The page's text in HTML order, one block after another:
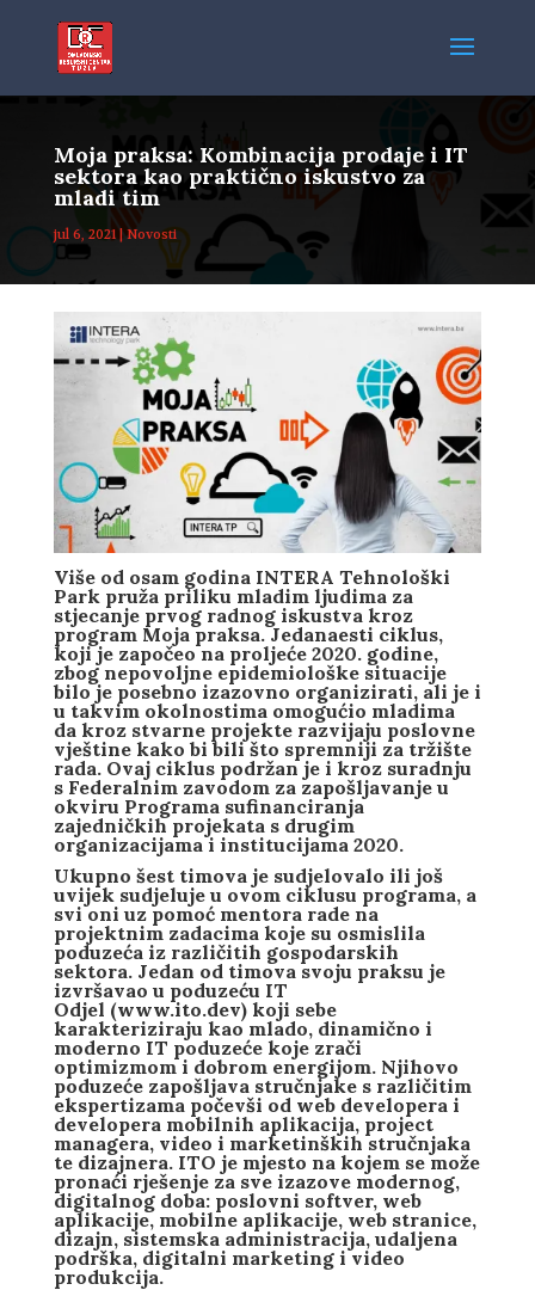
Moja praksa: Kombinacija prodaje i IT
sektora kao praktično iskustvo za
mladi tim
jul 6, 2021|Novosti
Više od osam godina INTERA Tehnološki
Park pruža priliku mladim ljudima za
stjecanje prvog radnog iskustva kroz
program Moja praksa. Jedanaesti ciklus,
koji je započeo na proljeće 2020. godine,
zbog nepovoljne epidemiološke situacije
bilo je posebno izazovno organizirati, ali je i
u takvim okolnostima omogućio mladima
da kroz stvarne projekte razvijaju poslovne
vještine kako bi bili što spremniji za tržište
rada. Ovaj ciklus podržan je i kroz suradnju
s Federalnim zavodom za zapošljavanjeu
okviru Programa sufinanciranja
zajedničkih projekata s drugim
organizacijama i institucijama 2020.
Ukupno šest timova je sudjelovalo ili još
uvijek sudjeluje u ovom ciklusu programa, a
svi oni uz pomoć mentora rade na
projektnim zadacima koje su osmislila
poduzeća iz različitih gospodarskih
sektora. Jedan od timova svoju praksu je
izvršavao u poduzeću IT
Odjel (www.ito.dev) koji sebe
karakteriziraju kao mlado, dinamično i
moderno IT poduzeće koje zrači
optimizmom i dobrom energijom. Njihovo
poduzeće zapošljava stručnjake s različitim
ekspertizama počevši od web developera i
developera mobilnih aplikacija, project
managera, video i marketinških stručnjaka
te dizajnera. ITO je mjesto na kojem se može
pronaći rješenje za sve izazove modernog,
digitalnog doba: poslovni softver, web
aplikacije, mobilne aplikacije, web stranice,
dizajn, sistemska administracija, udaljena
podrška, digitalni marketing i video
produkcija.